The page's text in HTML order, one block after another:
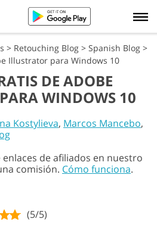
> Retouching Blog > Spanish Blog >
Illustrator para Windows 10
DE ADOBE
WINDOWS 10
Kostylieva, Marcos Mancebo,
de afiliados en nuestro
comisión. Cómo funciona.
(5/5)